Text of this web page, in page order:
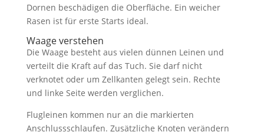
Dornen beschädigen die Oberfläche. Ein weicher
Rasen ist für erste Starts ideal.
Waage verstehen
Die Waage besteht aus vielen dünnen Leinen und
verteilt die Kraft auf das Tuch. Sie darf nicht
verknotet oder um Zellkanten gelegt sein. Rechte
und linke Seite werden verglichen.
Flugleinen kommen nur an die markierten
Anschlussschlaufen. Zusätzliche Knoten verändern